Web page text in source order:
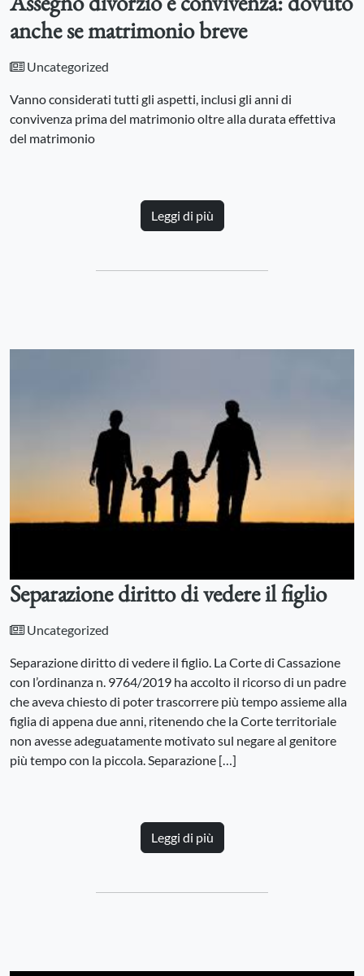
anche se matrimonio breve
Uncategorized
Vanno considerati tutti gli aspetti, inclusi gli anni di
convivenza prima del matrimonio oltre alla durata effettiva
del matrimonio
Leggi di più
Separazione diritto di vedere il figlio
Uncategorized
Separazione diritto di vedere il figlio. La Corte di Cassazione
con l’ordinanza n. 9764/2019 ha accolto il ricorso di un padre
che aveva chiesto di poter trascorrere più tempo assieme alla
figlia di appena due anni, ritenendo che la Corte territoriale
non avesse adeguatamente motivato sul negare al genitore
più tempo con la piccola. Separazione […]
Leggi di più